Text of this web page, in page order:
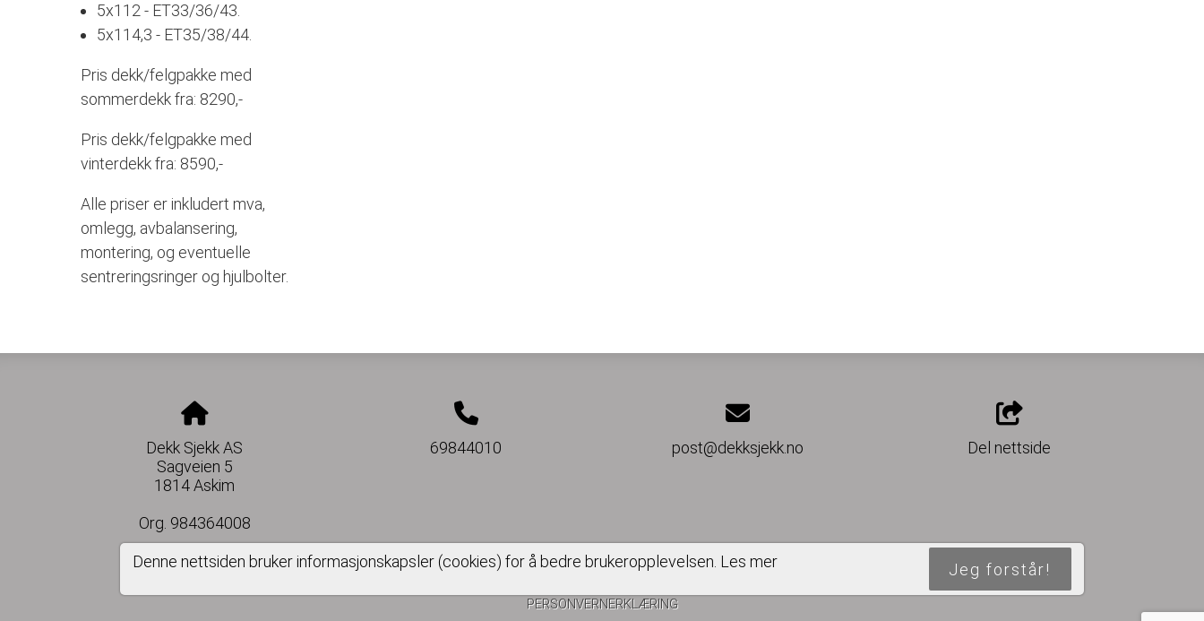
5x112 - ET33/36/43.
5x114,3 - ET35/38/44.
Pris dekk/felgpakke med
sommerdekk fra: 8290,-
Pris dekk/felgpakke med
vinterdekk fra: 8590,-
Alle priser er inkludert mva,
omlegg, avbalansering,
montering, og eventuelle
sentreringsringer og hjulbolter.
Dekk Sjekk AS
Sagveien 5
1814 Askim
Org. 984364008
69844010 post@dekksjekk.no Del nettside
Denne nettsiden bruker informasjonskapsler (cookies) for å bedre brukeropplevelsen. Les mer Jeg forstår!
PERSONVERNERKLÆRING